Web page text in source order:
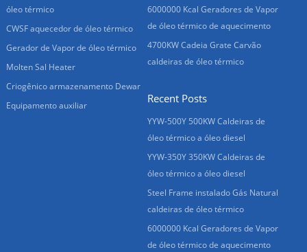
óleo térmico
CWSF aquecedor de óleo térmico
Gerador de Vapor de óleo térmico
Molten Sal Heater
Criogênico armazenamento Dewar
Equipamento auxiliar
6000000 Kcal Geradores de Vapor
de óleo térmico de aquecimento
4700KW Cadeia Grate Carvão
caldeiras de óleo térmico
Recent Posts
YYW-500Y 500KW Caldeiras de
óleo térmico a óleo diesel
YYW-350Y 350KW Caldeiras de
óleo térmico a óleo diesel
Steel Frame instalado Gás Natural
caldeiras de óleo térmico
6000000 Kcal Geradores de Vapor
de óleo térmico de aquecimento